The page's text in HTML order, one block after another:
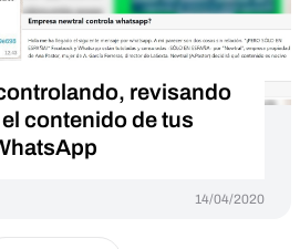
revisando
contenido de tus
14/04/2020